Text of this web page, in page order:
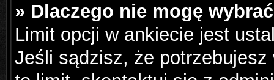
» Dlaczego nie mogę
Limit opcji w ankiecie jest
Jeśli sądzisz, że